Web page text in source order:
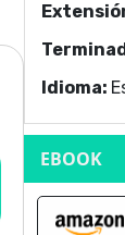
Idioma:
EBOOK